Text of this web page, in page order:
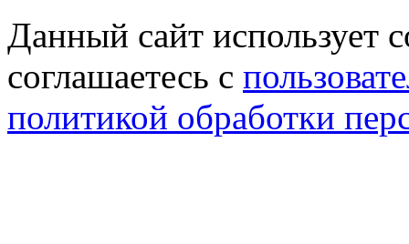
Данный сайт использует
соглашаетесь с
политикой обработки